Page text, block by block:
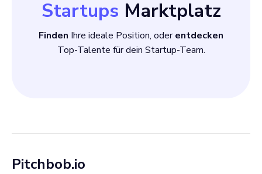
Startups Marktplatz
Finden Ihre ideale Position, oderentdecken
Top-Talente für dein Startup-Team.
Pitchbob.io